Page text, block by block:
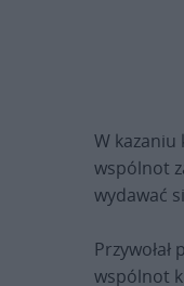
W kazaniu
wspólnot
wydawać
wspólnot